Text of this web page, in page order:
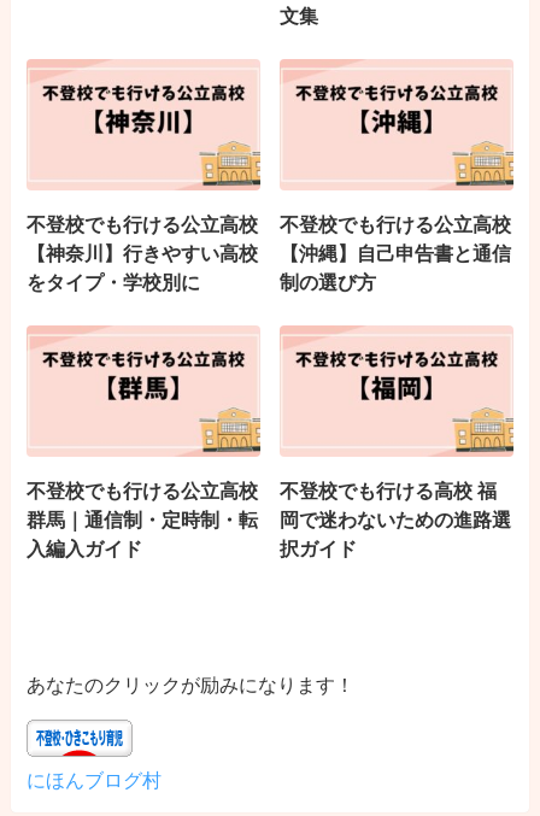
文集
不登校でも行ける公立高校
【神奈川】行きやすい高校
をタイプ・学校別に
不登校でも行ける公立高校
【沖縄】自己申告書と通信
制の選び方
不登校でも行ける公立高校
群馬｜通信制・定時制・転
入編入ガイド
不登校でも行ける高校 福
岡で迷わないための進路選
択ガイド
あなたのクリックが励みになります！
にほんブログ村